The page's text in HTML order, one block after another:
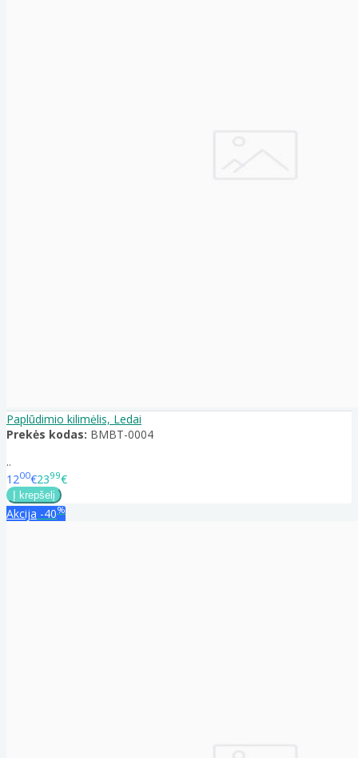
Paplūdimio kilimėlis, Ledai
Prekės kodas: BMBT-0004
..
1200€2399€
Akcija -40%